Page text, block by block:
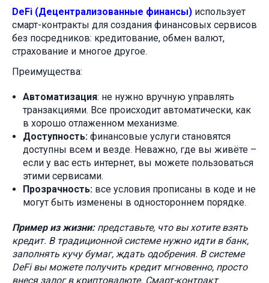
DeFi (Децентрализованные финансы) использует
смарт-контракты для создания финансовых сервисов
без посредников: кредитование, обмен валют,
страхование и многое другое.
Преимущества:
Автоматизация: не нужно вручную управлять
транзакциями. Все происходит автоматически, как
в хорошо отлаженном механизме.
Доступность: финансовые услуги становятся
доступны всем и везде. Неважно, где вы живёте –
если у вас есть интернет, вы можете пользоваться
этими сервисами.
Прозрачность: все условия прописаны в коде и не
могут быть изменены в одностороннем порядке.
Пример из жизни: представьте, что вы хотите взять
кредит. В традиционной системе нужно идти в банк,
заполнять кучу бумаг, ждать одобрения. В системе
DeFi вы можете получить кредит мгновенно, просто
внеся залог в криптовалюте. Смарт-контракт